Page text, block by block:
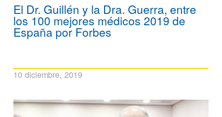
El Dr. Guillén y la Dra. Guerra, entre
los 100 mejores médicos 2019 de
España por Forbes
10 diciembre, 2019